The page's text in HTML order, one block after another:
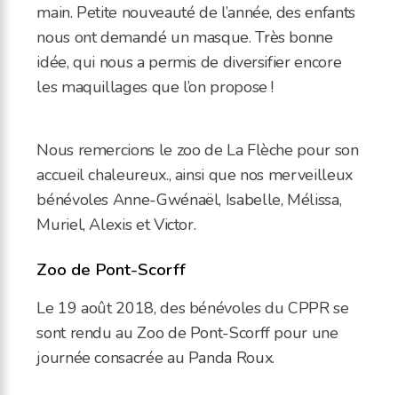
main. Petite nouveauté de l’année, des enfants
nous ont demandé un masque. Très bonne
idée, qui nous a permis de diversifier encore
les maquillages que l’on propose !
Nous remercions le zoo de La Flèche pour son
accueil chaleureux., ainsi que nos merveilleux
bénévoles Anne-Gwénaël, Isabelle, Mélissa,
Muriel, Alexis et Victor.
Zoo de Pont-Scorff
Le 19 août 2018, des bénévoles du CPPR se
sont rendu au Zoo de Pont-Scorff pour une
journée consacrée au Panda Roux.